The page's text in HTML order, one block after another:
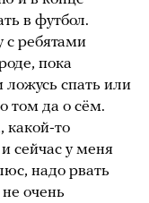
в футбол.
с ребятами
пока
ложусь спать или
том да о сём.
какой-то
сейчас у меня
надо рвать
очень